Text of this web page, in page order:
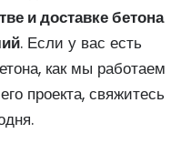
и доставке бетона
. Если у вас есть
как мы работаем
проекта, свяжитесь